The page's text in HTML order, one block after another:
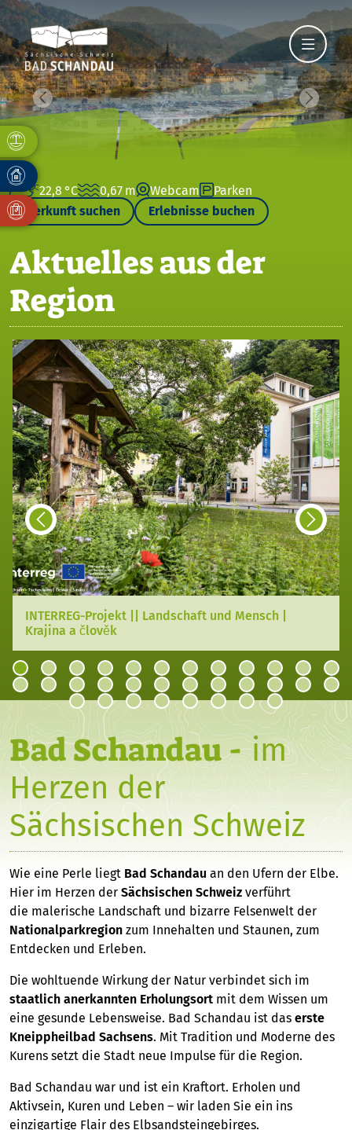
Vorheriges Bild
22,8 °C 0,67 m Webcam
Parken
Unterkunft suchen
Erlebnisse buchen
Aktuelles aus der
Region
INTERREG-Projekt || Landschaft und Mensch |
Krajina a člověk
Bad Schandau -im
Herzen der
Sächsischen Schweiz
Wie eine Perle liegt Bad Schandau an den Ufern der Elbe.
Hier im Herzen der Sächsischen Schweiz verführt
die malerische Landschaft und bizarre Felsenwelt der
Nationalparkregion zum Innehalten und Staunen, zum
Entdecken und Erleben.
Die wohltuende Wirkung der Natur verbindet sich im
staatlich anerkannten Erholungsort mit dem Wissen um
eine gesunde Lebensweise. Bad Schandau ist das erste
Kneippheilbad Sachsens. Mit Tradition und Moderne des
Kurens setzt die Stadt neue Impulse für die Region.
Bad Schandau war und ist ein Kraftort. Erholen und
Aktivsein, Kuren und Leben – wir laden Sie ein ins
einzigartige Flair des Elbsandsteingebirges.